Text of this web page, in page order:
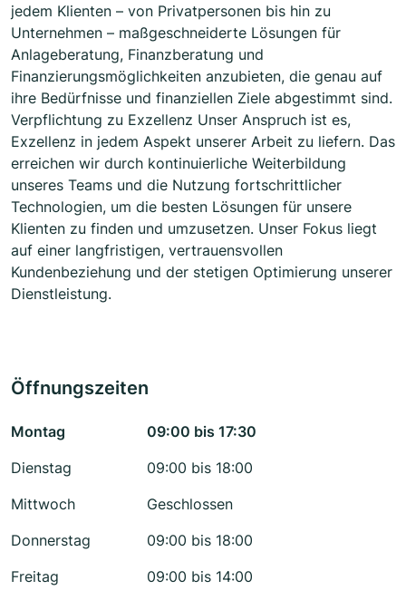
jedem Klienten – von Privatpersonen bis hin zu
Unternehmen – maßgeschneiderte Lösungen für
Anlageberatung, Finanzberatung und
Finanzierungsmöglichkeiten anzubieten, die genau auf
ihre Bedürfnisse und finanziellen Ziele abgestimmt sind.
Verpflichtung zu Exzellenz Unser Anspruch ist es,
Exzellenz in jedem Aspekt unserer Arbeit zu liefern. Das
erreichen wir durch kontinuierliche Weiterbildung
unseres Teams und die Nutzung fortschrittlicher
Technologien, um die besten Lösungen für unsere
Klienten zu finden und umzusetzen. Unser Fokus liegt
auf einer langfristigen, vertrauensvollen
Kundenbeziehung und der stetigen Optimierung unserer
Dienstleistung.
Öffnungszeiten
Montag
09:00 bis 17:30
Dienstag
09:00 bis 18:00
Mittwoch
Geschlossen
Donnerstag
09:00 bis 18:00
Freitag
09:00 bis 14:00